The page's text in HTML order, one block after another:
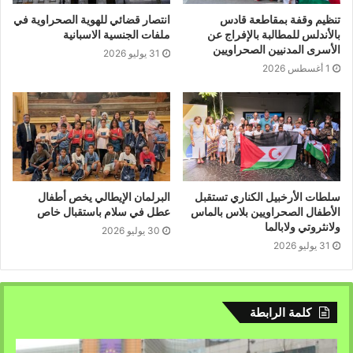
ورددوا شعارات ولافتات تندد بالاستعمار والإمبريالية وتطالب
بتطبيق الشرعية الدولية وقرارات الأمم المتحدة ذات الصلة
بتصفية الاستعمار.
وأكد المتظاهرون أن استمرار معاناة الشعب الصحراوي لأكثر
من خمسين سنة يمثل خرقا سافرا للقانون الدولي، مشددين
على تمسكهم بحق الشعب الصحراوي غير القابل للتصرف في
تقرير المصير والسيادة على أرضه وثرواته الطبيعية.
تنظيم وقفة بمقاطعة قادس
بالأندلس للمطالبة بالإفراج عن
الأسرى المدنيين الصحراويين
1 أغسطس 2026
انتصار قضائي للهوية الصحراوية في
ملفات الجنسية الاسبانية
31 يوليو 2026
سلطات الأرخبيل الكناري تستقبل
الأطفال الصحراويين بلاس بالماس
ولانثروتي ولابالما
31 يوليو 2026
البرلمان الإيطالي يخص أطفال
عطل في سلام باستقبال خاص
30 يوليو 2026
كلمة الرابطة